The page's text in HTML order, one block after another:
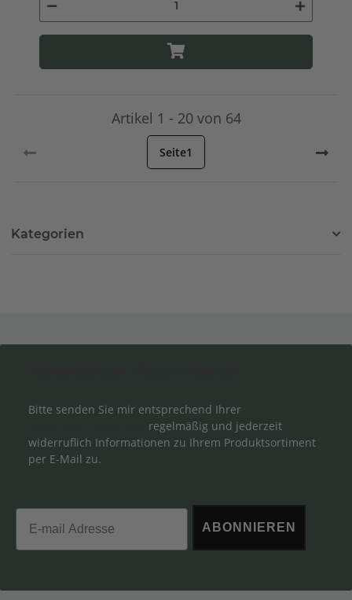
Artikel 1 - 20 von 64
Seite1
Kategorien
Bitte senden Sie mir entsprechend Ihrer
regelmäßig und jederzeit
widerruflich Informationen zu Ihrem Produktsortiment
per E-Mail zu.
Email
ABONNIEREN